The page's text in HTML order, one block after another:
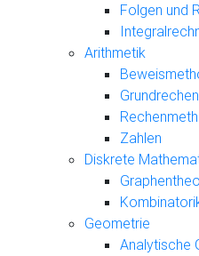
Folgen und
Arithmetik
Zahlen
Diskrete
Geometrie
Analytische